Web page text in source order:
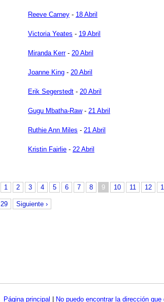
Reeve Carney - 18 Abril
Victoria Yeates - 19 Abril
Miranda Kerr- 20 Abril
Joanne King - 20 Abril
Erik Segerstedt - 20 Abril
Gugu Mbatha-Raw- 21 Abril
Ruthie Ann Miles - 21 Abril
Kristin Fairlie - 22 Abril
1 2 3 4 5 6 7 8 9 10 11 12
29 Siguiente ›
Página principal | No puedo encontrar la dirección que